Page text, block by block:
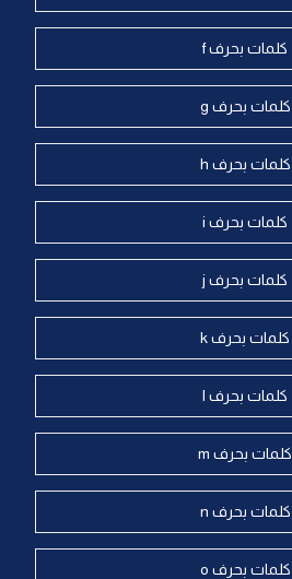
كلمات بحرف f
كلمات بحرف g
كلمات بحرف h
كلمات بحرف i
كلمات بحرف j
كلمات بحرف k
كلمات بحرف l
كلمات بحرف m
كلمات بحرف n
كلمات بحرف o